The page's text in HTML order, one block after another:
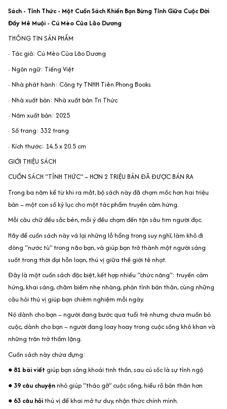
Sách - Tỉnh Thức - Một Cuốn Sách Khiến Bạn Bừng Tỉnh Giữa Cuộc Đời
Đầy Mê Muội - Cú Mèo Của Lão Dương
THÔNG TIN SẢN PHẨM
· Tác giả: Cú Mèo Của Lão Dương
· Ngôn ngữ: Tiếng Việt
· Nhà phát hành: Công ty TNHH Tiên Phong Books
· Nhà xuất bản: Nhà xuất bản Tri Thức
· Năm xuất bản: 2025
· Số trang: 332 trang
· Kích thước: 14.5 x 20.5 cm
GIỚI THIỆU SÁCH
CUỐN SÁCH “TỈNH THỨC” – HƠN 2 TRIỆU BẢN ĐÃ ĐƯỢC BÁN RA
Trong ba năm kể từ khi ra mắt, bộ sách này đã chạm mốc hơn hai triệu
bản – một con số kỷ lục cho một tác phẩm truyền cảm hứng.
Mỗi câu chữ đều sắc bén, mỗi ý đều chạm đến tận sâu tim người đọc.
Hãy để cuốn sách này vá lại những lỗ hổng trong suy nghĩ, làm khô đi
dòng “nước tù” trong não bạn, và giúp bạn trở thành một người sáng
suốt trong thời đại hỗn loạn, thú vị giữa thế giới tẻ nhạt.
Đây là một cuốn sách đặc biệt, kết hợp nhiều “chức năng”: truyền cảm
hứng, khai sáng, châm biếm nhẹ nhàng, phản tỉnh bản thân, cùng những
câu hỏi thú vị giúp bạn chiêm nghiệm mỗi ngày.
Nó dành cho bạn – người đang bước qua tuổi trẻ nhưng chưa muốn bỏ
cuộc, dành cho bạn – người đang loay hoay trong cuộc sống khô khan và
những trăn trở thầm lặng.
Cuốn sách này chứa đựng:
● 81 bài viết giúp bạn sảng khoái tinh thần, sau cú sốc là sự tỉnh ngộ
● 39 câu chuyệnnhỏ giúp “tháo gỡ” cuộc sống, hiểu rõ bản thân hơn
● 63 câu hỏithú vị để khai mở tư duy, nhận thức chính mình.